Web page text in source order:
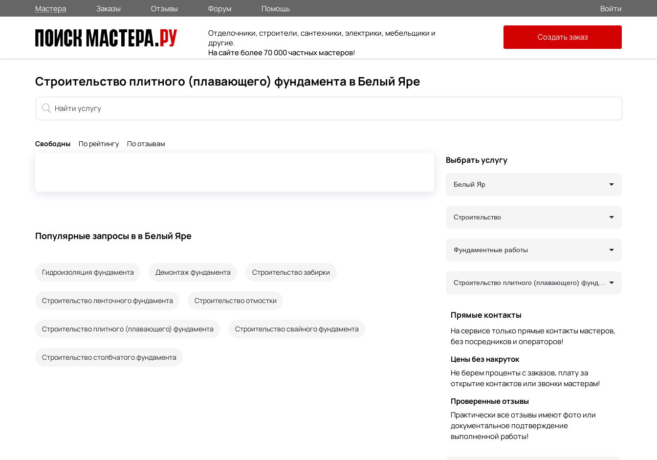
Мастера Заказы Отзывы Форум Помощь Войти
Отделочники, строители, сантехники, электрики, мебельщики и
другие.
На сайте более 70 000 частных мастеров!
Создать заказ
Строительство плитного (плавающего) фундамента в Белый Яре
Свободны По рейтингу По отзывам
Популярные запросы в в Белый Яре
Гидроизоляция фундамента Демонтаж фундамента Строительство забирки
Строительство ленточного фундамента Строительство отмостки
Строительство плитного (плавающего) фундамента Строительство свайного фундамента
Строительство столбчатого фундамента
Выбрать услугу
Белый Яр
Строительство
Фундаментные работы
Строительство плитного (плавающего) фундамента
Прямые контакты
На сервисе только прямые контакты мастеров,
без посредников и операторов!
Цены без накруток
Не берем проценты с заказов, плату за
открытие контактов или звонки мастерам!
Проверенные отзывы
Практически все отзывы имеют фото или
документальное подтверждение
выполненной работы!